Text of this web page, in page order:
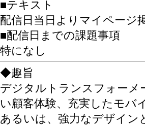
■テキスト
配信日当日よりマイページ
■配信日までの課題事項
特になし
◆趣旨
デジタルトランスフォーメ
い顧客体験、充実したモバ
あるいは、強力なデザイン